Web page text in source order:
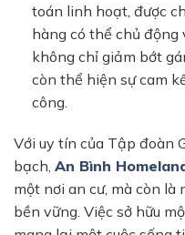
toán linh hoạt, được
hàng có thể chủ
không chỉ giảm bớt
còn thể hiện sự cam
công.
Với uy tín của Tập đoàn
bạch, An Bình
một nơi an cư, mà còn
bền vững. Việc sở hữu